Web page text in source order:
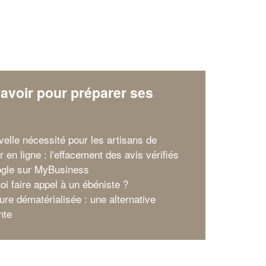
pour préparer ses
nécessité pour les artisans de
en ligne : l'effacement des avis vérifiés
sur MyBusiness
faire appel à un ébéniste ?
dématérialisée : une alternative